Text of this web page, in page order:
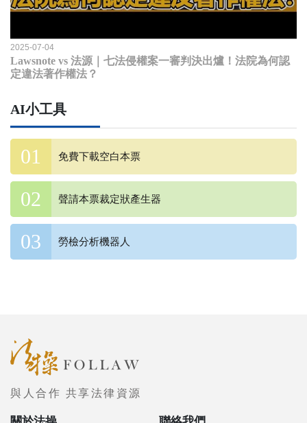
2025-07-04
Lawsnote vs 法源｜七法侵權案一審判決出爐！法院為何認
定違法著作權法？
AI小工具
免費下載空白本票
聲請本票裁定狀產生器
勞檢分析機器人
與人合作 共享法律資源